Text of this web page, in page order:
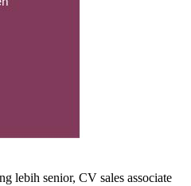
lebih senior, CV sales associate